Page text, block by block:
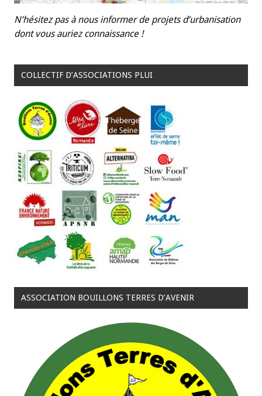
N’hésitez pas à nous informer de projets d’urbanisation
dont vous auriez connaissance !
COLLECTIF D’ASSOCIATIONS PLUI
ASSOCIATION BOUILLONS TERRES D’AVENIR